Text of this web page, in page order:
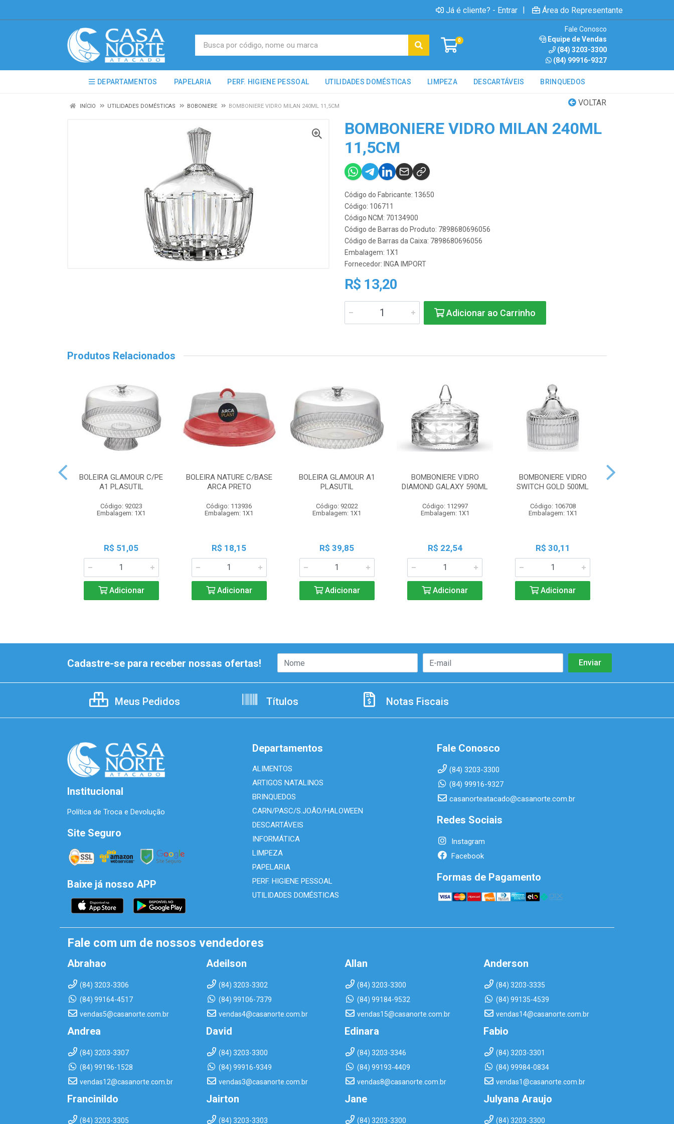
Já é cliente? - Entrar | Área do Representante
0
Fale Conosco
Equipe de Vendas
(84) 3203-3300
(84) 99916-9327
DEPARTAMENTOS PAPELARIA PERF. HIGIENE PESSOAL UTILIDADES DOMÉSTICAS LIMPEZA DESCARTÁVEIS BRINQUEDOS
VOLTAR
INÍCIO UTILIDADES DOMÉSTICAS BOBONIERE BOMBONIERE VIDRO MILAN 240ML 11,5CM
BOMBONIERE VIDRO MILAN 240ML
11,5CM
Código do Fabricante: 13650
Código: 106711
Código NCM: 70134900
Código de Barras do Produto: 7898680696056
Código de Barras da Caixa: 7898680696056
Embalagem: 1X1
Fornecedor: INGA IMPORT
R$ 13,20
Adicionar ao Carrinho
Produtos Relacionados
BOLEIRA GLAMOUR C/PE
A1 PLASUTIL
Código: 92023
Embalagem: 1X1
R$ 51,05
Adicionar
BOLEIRA NATURE C/BASE
ARCA PRETO
Código: 113936
Embalagem: 1X1
R$ 18,15
Adicionar
BOLEIRA GLAMOUR A1
PLASUTIL
Código: 92022
Embalagem: 1X1
R$ 39,85
Adicionar
BOMBONIERE VIDRO
DIAMOND GALAXY 590ML
Código: 112997
Embalagem: 1X1
R$ 22,54
Adicionar
BOMBONIERE VIDRO
SWITCH GOLD 500ML
Código: 106708
Embalagem: 1X1
R$ 30,11
Adicionar
Cadastre-se para receber nossas ofertas!
Meus Pedidos Títulos Notas Fiscais
Institucional
Política de Troca e Devolução
Site Seguro
Baixe já nosso APP
Departamentos
ALIMENTOS
ARTIGOS NATALINOS
BRINQUEDOS
CARN/PASC/S.JOÃO/HALOWEEN
DESCARTÁVEIS
INFORMÁTICA
LIMPEZA
PAPELARIA
PERF. HIGIENE PESSOAL
UTILIDADES DOMÉSTICAS
Fale Conosco
(84) 3203-3300
(84) 99916-9327
casanorteatacado@casanorte.com.br
Redes Sociais
Instagram
Facebook
Formas de Pagamento
Fale com um de nossos vendedores
Abrahao
(84) 3203-3306
(84) 99164-4517
vendas5@casanorte.com.br
Adeilson
(84) 3203-3302
(84) 99106-7379
vendas4@casanorte.com.br
Allan
(84) 3203-3300
(84) 99184-9532
vendas15@casanorte.com.br
Anderson
(84) 3203-3335
(84) 99135-4539
vendas14@casanorte.com.br
Andrea
(84) 3203-3307
(84) 99196-1528
vendas12@casanorte.com.br
David
(84) 3203-3300
(84) 99916-9349
vendas3@casanorte.com.br
Edinara
(84) 3203-3346
(84) 99193-4409
vendas8@casanorte.com.br
Fabio
(84) 3203-3301
(84) 99984-0834
vendas1@casanorte.com.br
Francinildo
(84) 3203-3305
Jairton
(84) 3203-3303
Jane
(84) 3203-3300
Julyana Araujo
(84) 3203-3300